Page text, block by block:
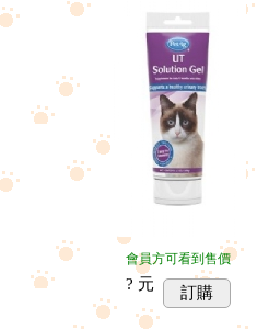
HEYMI嘿咪 - 再來一罐 -
鮪魚+鯖魚 170g
會員方可看到售價
? 元 訂購